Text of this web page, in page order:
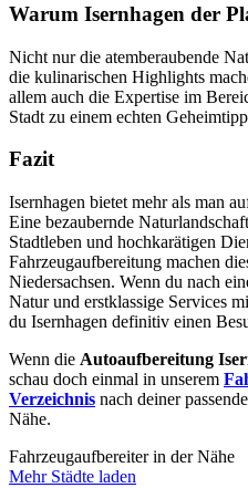
Warum Isernhagen der
Nicht nur die atemberaubende
die kulinarischen Highlights
allem auch die Expertise im
Stadt zu einem echten
Fazit
Isernhagen bietet mehr als man
Eine bezaubernde
Stadtleben und hochkarätigen
Fahrzeugaufbereitung machen
Niedersachsen. Wenn du nach
Natur und erstklassige Services
du Isernhagen definitiv einen
Wenn die Autoaufbereitung
schau doch einmal in unserem
Verzeichnis nach deiner
Nähe.
Fahrzeugaufbereiter in der Nähe
Mehr Städte laden